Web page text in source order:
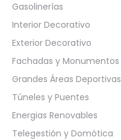
Gasolinerías
Interior Decorativo
Exterior Decorativo
Fachadas y Monumentos
Grandes Áreas Deportivas
Túneles y Puentes
Energias Renovables
Telegestión y Domótica